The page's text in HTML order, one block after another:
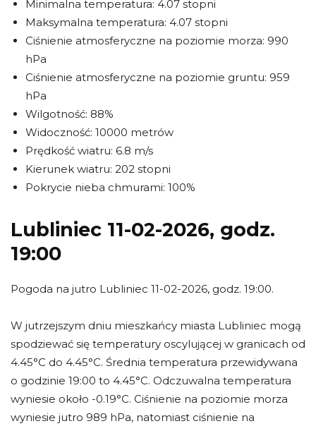
Minimalna temperatura: 4.07 stopni
Maksymalna temperatura: 4.07 stopni
Ciśnienie atmosferyczne na poziomie morza: 990
hPa
Ciśnienie atmosferyczne na poziomie gruntu: 959
hPa
Wilgotność: 88%
Widoczność: 10000 metrów
Prędkość wiatru: 6.8 m/s
Kierunek wiatru: 202 stopni
Pokrycie nieba chmurami: 100%
Lubliniec 11-02-2026, godz.
19:00
Pogoda na jutro Lubliniec 11-02-2026, godz. 19:00.
W jutrzejszym dniu mieszkańcy miasta Lubliniec mogą
spodziewać się temperatury oscylującej w granicach od
4.45°C do 4.45°C. Średnia temperatura przewidywana
o godzinie 19:00 to 4.45°C. Odczuwalna temperatura
wyniesie około -0.19°C. Ciśnienie na poziomie morza
wyniesie jutro 989 hPa, natomiast ciśnienie na